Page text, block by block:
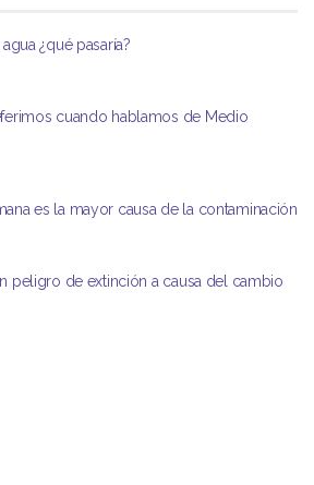
¿qué pasaría?
cuando hablamos de Medio
es la mayor causa de la contaminación
peligro de extinción a causa del cambio